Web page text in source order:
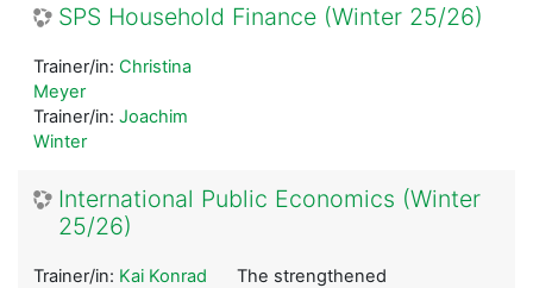
SPS Household Finance (Winter 25/26)
Trainer/in: Christina
Meyer
Trainer/in: Joachim
Winter
International Public Economics (Winter
25/26)
The strengthened
Trainer/in: Kai Konrad